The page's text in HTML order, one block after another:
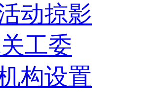
动掠影
工委
构设置